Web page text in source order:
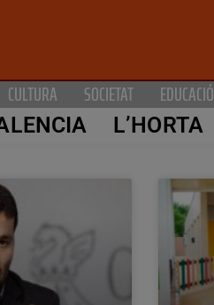
CULTURA SOCIETAT EDUCACIÓ
L’HORTA